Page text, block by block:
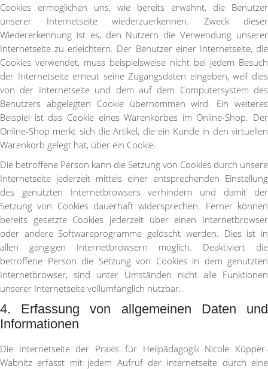
Cookies ermöglichen uns, wie bereits erwähnt, die Benutzer
unserer Internetseite wiederzuerkennen. Zweck dieser
Wiedererkennung ist es, den Nutzern die Verwendung unserer
Internetseite zu erleichtern. Der Benutzer einer Internetseite, die
Cookies verwendet, muss beispielsweise nicht bei jedem Besuch
der Internetseite erneut seine Zugangsdaten eingeben, weil dies
von der Internetseite und dem auf dem Computersystem des
Benutzers abgelegten Cookie übernommen wird. Ein weiteres
Beispiel ist das Cookie eines Warenkorbes im Online-Shop. Der
Online-Shop merkt sich die Artikel, die ein Kunde in den virtuellen
Warenkorb gelegt hat, über ein Cookie.
Die betroffene Person kann die Setzung von Cookies durch unsere
Internetseite jederzeit mittels einer entsprechenden Einstellung
des genutzten Internetbrowsers verhindern und damit der
Setzung von Cookies dauerhaft widersprechen. Ferner können
bereits gesetzte Cookies jederzeit über einen Internetbrowser
oder andere Softwareprogramme gelöscht werden. Dies ist in
allen gängigen Internetbrowsern möglich. Deaktiviert die
betroffene Person die Setzung von Cookies in dem genutzten
Internetbrowser, sind unter Umständen nicht alle Funktionen
unserer Internetseite vollumfänglich nutzbar.
4. Erfassung von allgemeinen Daten und
Informationen
Die Internetseite der Praxis für Heilpädagogik Nicole Küpper-
Wabnitz erfasst mit jedem Aufruf der Internetseite durch eine